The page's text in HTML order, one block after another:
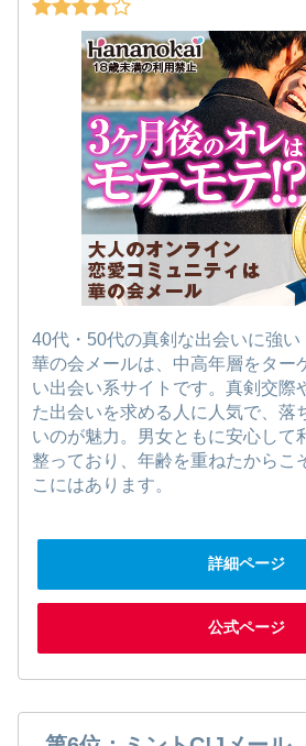
40代・50代の真剣な出会いに強い
華の会メールは、中高年層をター
い出会い系サイトです。真剣交際
た出会いを求める人に人気で、落
いのが魅力。男女ともに安心して
整っており、年齢を重ねたからこ
こにはあります。
詳細ページ
公式ページ